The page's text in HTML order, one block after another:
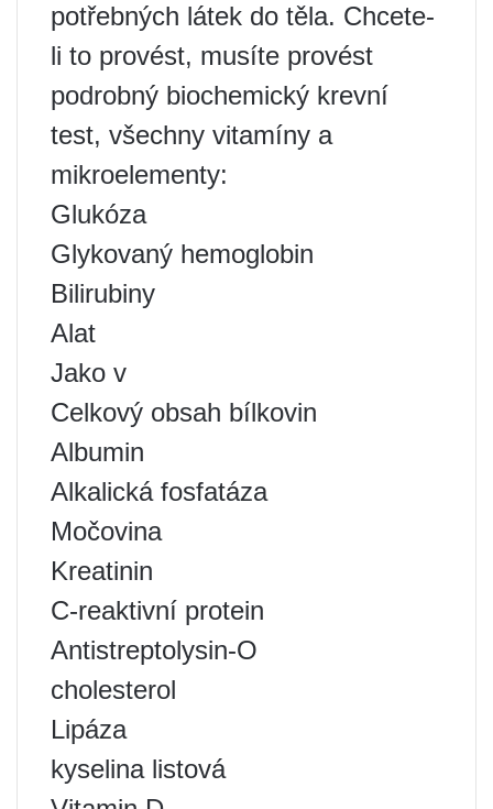
potřebných látek do těla. Chcete-
li to provést, musíte provést
podrobný biochemický krevní
test, všechny vitamíny a
mikroelementy:
Glukóza
Glykovaný hemoglobin
Bilirubiny
Alat
Jako v
Celkový obsah bílkovin
Albumin
Alkalická fosfatáza
Močovina
Kreatinin
C-reaktivní protein
Antistreptolysin-O
cholesterol
Lipáza
kyselina listová